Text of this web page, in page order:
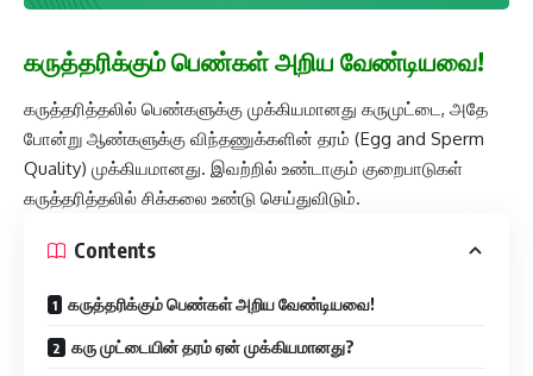
கருத்தரிக்கும் பெண்கள் அறிய வேண்டியவை!
கருத்தரித்தலில் பெண்களுக்கு முக்கியமானது கருமுட்டை, அதே
போன்று ஆண்களுக்கு விந்தணுக்களின் தரம் (Egg and Sperm
Quality) முக்கியமானது. இவற்றில் உண்டாகும் குறைபாடுகள்
கருத்தரித்தலில் சிக்கலை உண்டு செய்துவிடும்.
Contents
கருத்தரிக்கும் பெண்கள் அறிய வேண்டியவை!
கரு முட்டையின் தரம் ஏன் முக்கியமானது?